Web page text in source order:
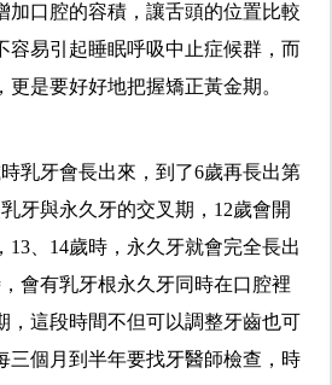
加口腔的容積，讓舌頭的位置比較
容易引起睡眠呼吸中止症候群，而
是要好好地把握矯正黃金期。
乳牙會長出來，到了6歲再長出第
牙與永久牙的交叉期，12歲會開
13、14歲時，永久牙就會完全長出
會有乳牙根永久牙同時在口腔裡
，這段時間不但可以調整牙齒也可
三個月到半年要找牙醫師檢查，時